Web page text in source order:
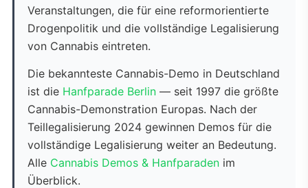
Veranstaltungen, die für eine reformorientierte
Drogenpolitik und die vollständige Legalisierung
von Cannabis eintreten.
Die bekannteste Cannabis-Demo in Deutschland
ist die Hanfparade Berlin — seit 1997 die größte
Cannabis-Demonstration Europas. Nach der
Teillegalisierung 2024 gewinnen Demos für die
vollständige Legalisierung weiter an Bedeutung.
Alle Cannabis Demos & Hanfparaden im
Überblick.